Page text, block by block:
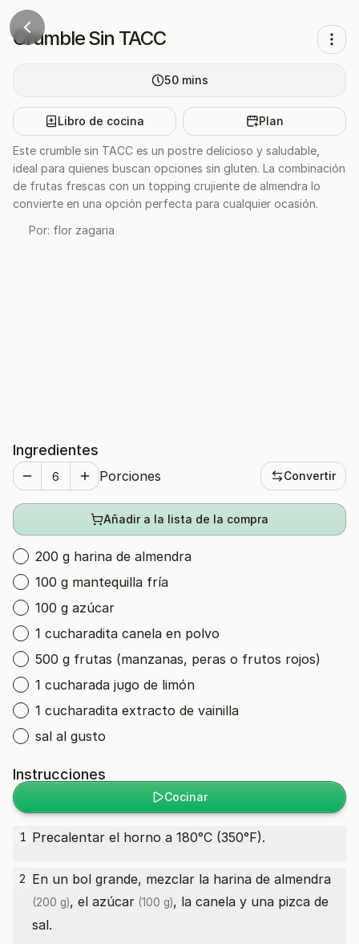
Crumble Sin TACC
50 mins
Libro de cocina Plan
Este crumble sin TACC es un postre delicioso y saludable,
ideal para quienes buscan opciones sin gluten. La combinación
de frutas frescas con un topping crujiente de almendra lo
convierte en una opción perfecta para cualquier ocasión.
Por: flor zagaria
Ingredientes
Porciones Convertir
Añadir a la lista de la compra
200 g harina de almendra
100 g mantequilla fría
100 g azúcar
1 cucharadita canela en polvo
500 g frutas (manzanas, peras o frutos rojos)
1 cucharada jugo de limón
1 cucharadita extracto de vainilla
sal al gusto
Instrucciones
Cocinar
1 Precalentar el horno a 180°C (350°F).
2 En un bol grande, mezclar la harina de almendra
(200 g), el azúcar (100 g), la canela y una pizca de
sal.